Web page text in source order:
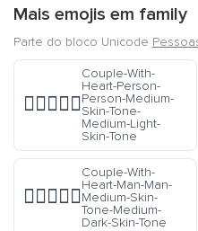
Mais emojis em family
Parte do bloco Unicode
🧑🏽‍❤️‍🧑🏼
Couple-With-
Heart-Person-
Person-Medium-
Skin-Tone-
Medium-Light-
Skin-Tone
👨🏽‍❤️‍👨🏾
Couple-With-
Heart-Man-Man-
Medium-Skin-
Tone-Medium-
Dark-Skin-Tone